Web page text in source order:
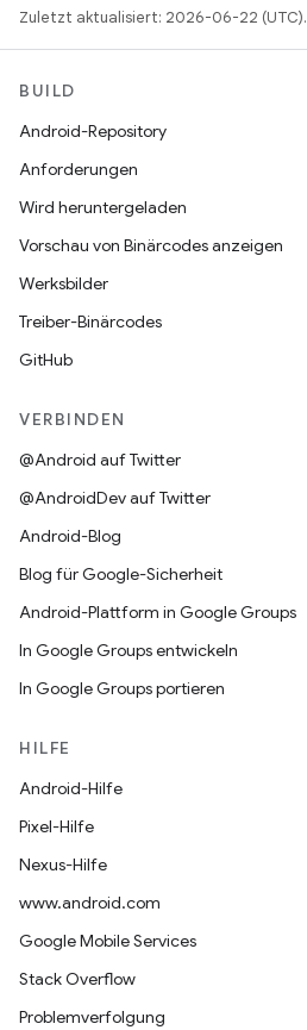
Zuletzt aktualisiert: 2026-06-22 (UTC).
BUILD
Android-Repository
Anforderungen
Wird heruntergeladen
Vorschau von Binärcodes anzeigen
Werksbilder
Treiber-Binärcodes
GitHub
VERBINDEN
@Android auf Twitter
@AndroidDev auf Twitter
Android-Blog
Blog für Google-Sicherheit
Android-Plattform in Google Groups
In Google Groups entwickeln
In Google Groups portieren
HILFE
Android-Hilfe
Pixel-Hilfe
Nexus-Hilfe
www.android.com
Google Mobile Services
Stack Overflow
Problemverfolgung